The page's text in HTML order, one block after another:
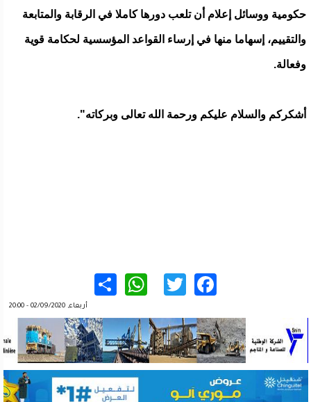
حكومية ووسائل إعلام أن تلعب دورها كاملا في الرقابة والمتابعة
والتقييم، إسهاما منها في إرساء القواعد المؤسسية لحكامة قوية
وفعالة.
أشكركم والسلام عليكم ورحمة الله تعالى وبركاته".
Facebook
Twitter
WhatsApp
أربعاء, 02/09/2020 - 20:00